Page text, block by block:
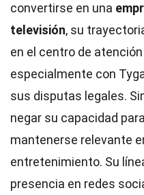
convertirse en una
televisión, su
en el centro de
especialmente con
sus disputas legales.
negar su capacidad
mantenerse relevante
entretenimiento. Su
presencia en redes